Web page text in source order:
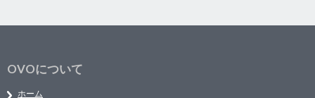
OVOについて
ホーム